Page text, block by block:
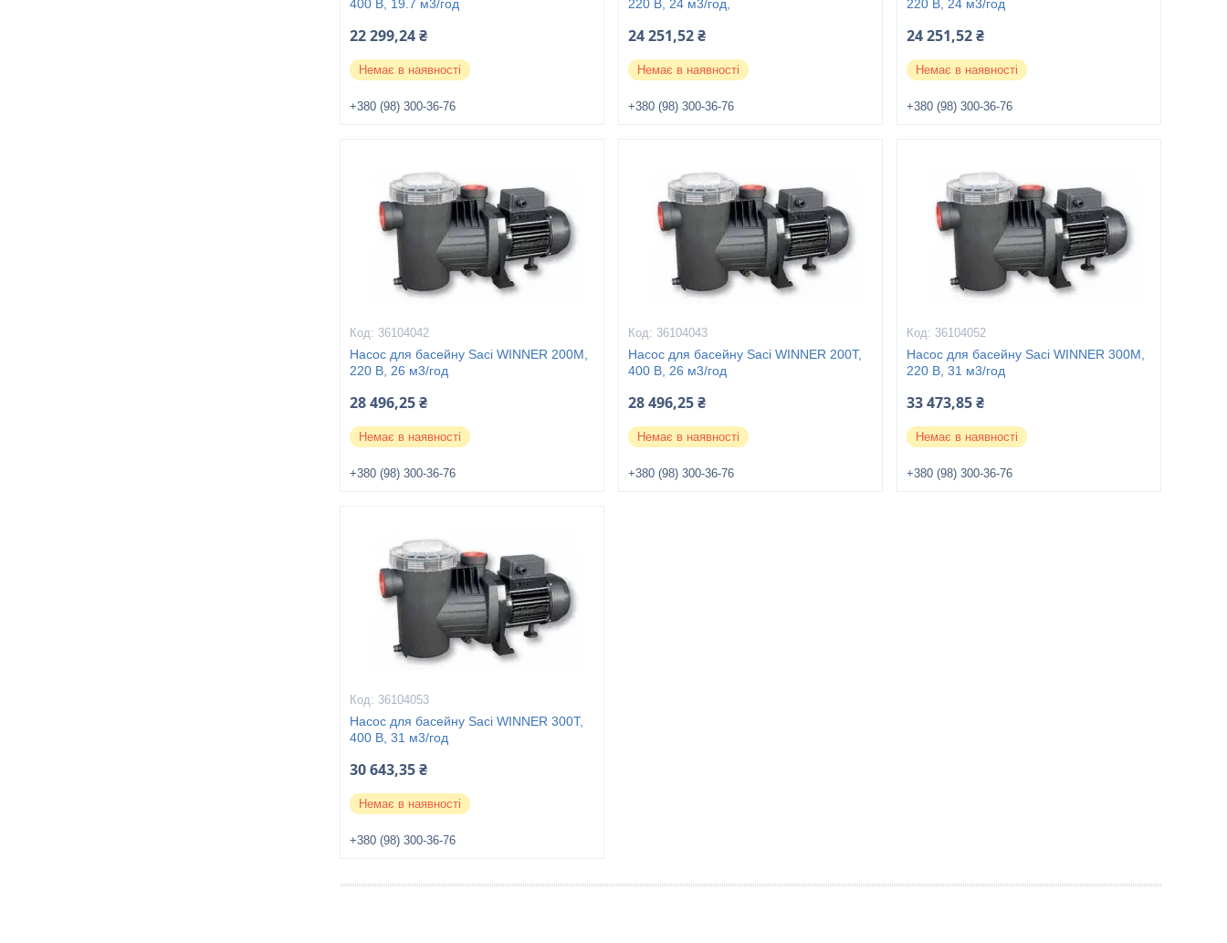
400 В, 19.7 м3/год
22 299,24 ₴
Немає в наявності
+380 (98) 300-36-76
220 В, 24 м3/год,
24 251,52 ₴
Немає в наявності
+380 (98) 300-36-76
220 В, 24 м3/год
24 251,52 ₴
Немає в наявності
+380 (98) 300-36-76
36104042
Насос для басейну Saci WINNER 200M,
220 В, 26 м3/год
28 496,25 ₴
Немає в наявності
+380 (98) 300-36-76
36104043
Насос для басейну Saci WINNER 200Т,
400 В, 26 м3/год
28 496,25 ₴
Немає в наявності
+380 (98) 300-36-76
36104052
Насос для басейну Saci WINNER 300M,
220 В, 31 м3/год
33 473,85 ₴
Немає в наявності
+380 (98) 300-36-76
36104053
Насос для басейну Saci WINNER 300Т,
400 В, 31 м3/год
30 643,35 ₴
Немає в наявності
+380 (98) 300-36-76